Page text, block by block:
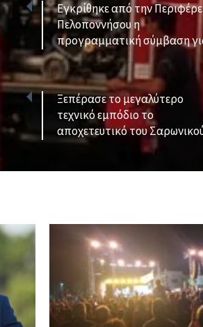
Εγκρίθηκε από την
Πελοποννήσου η
προγραμματική σύμβαση
τη μελέτη αντιμετώπι...
Ξεπέρασε το μεγαλύτερο
τεχνικό εμπόδιο το
αποχετευτικό του
Πέρασε κάτω α...